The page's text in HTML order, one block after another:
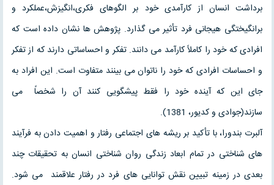
برداشت انسان از کارآمدی خود بر الگوهای فکری،انگیزش،عملکرد و
برانگیختگی هیجانی فرد تأثیر می گذارد. پژوهش ها نشان داده است که
افرادی که خود را کاملاً کارآمد می دانند. تفکر و احساساتی دارند که از تفکر
و احساسات افرادی که خود را ناتوان می بینند متفاوت است. این افراد به
جای این که آینده خود را فقط پیشگویی کنند آن را شخصاً می
سازند(جوادی و کدیور، 1381).
آلبرت بندورا، با تأکید بر ریشه های اجتماعی رفتار و اهمیت دادن به فرآیند
های شناختی در تمام ابعاد زندگی روان شناختی انسان به تحقیقات چند
بعدی در زمینه تبیین نقش توانایی های فرد در رفتار علاقمند می شود.